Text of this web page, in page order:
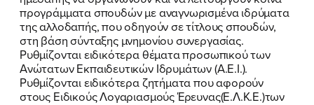
προγράμματα σπουδών με αναγνωρισμένα ιδρύματα
της αλλοδαπής, που οδηγούν σε τίτλους σπουδών,
στη βάση σύνταξης μνημονίου συνεργασίας.
Ρυθμίζονται ειδικότερα θέματα προσωπικού των
Ανώτατων Εκπαιδευτικών Ιδρυμάτων (Α.Ε.Ι.).
Ρυθμίζονται ειδικότερα ζητήματα που αφορούν
στους Ειδικούς Λογαριασμούς Έρευνας(Ε.Λ.Κ.Ε.)των